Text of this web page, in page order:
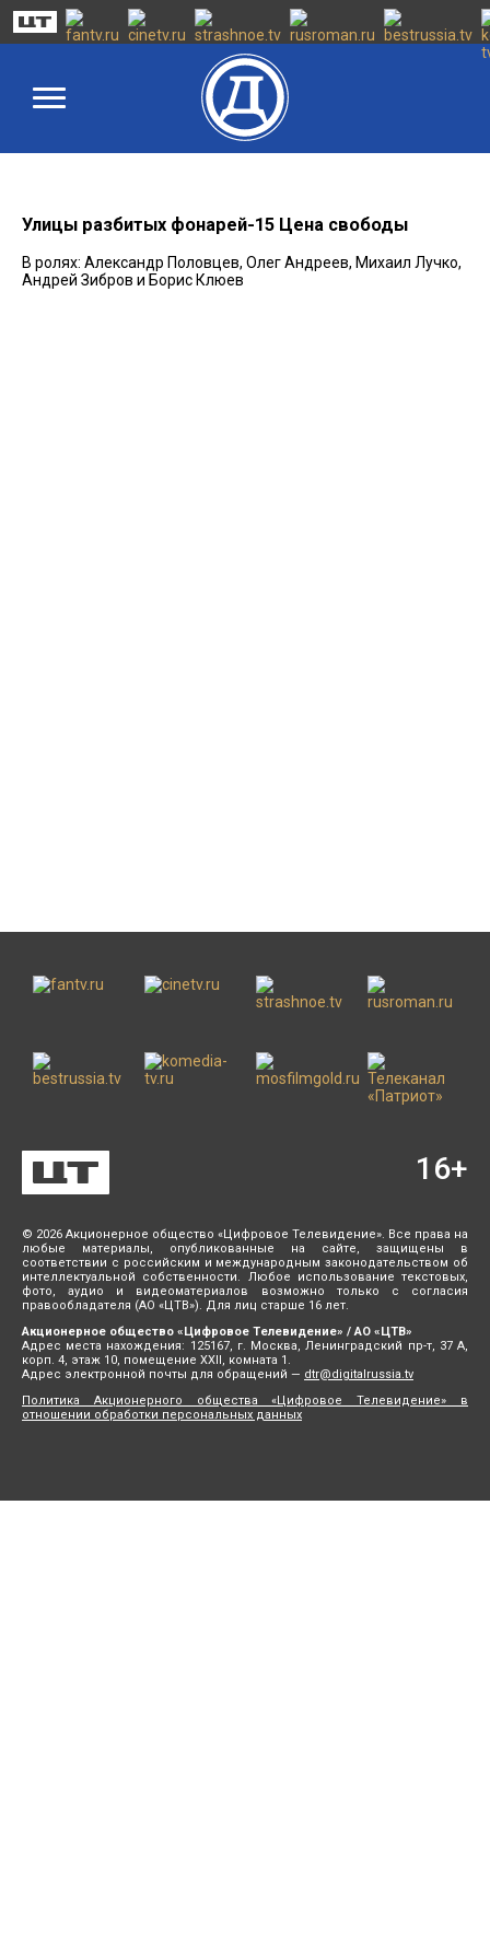
Улицы разбитых фонарей-15 Цена свободы
В ролях: Александр Половцев, Олег Андреев, Михаил Лучко,
Андрей Зибров и Борис Клюев
© 2026 Акционерное общество «Цифровое Телевидение». Все права на
любые материалы, опубликованные на сайте, защищены в
соответствии с российским и международным законодательством об
интеллектуальной собственности. Любое использование текстовых,
фото, аудио и видеоматериалов возможно только с согласия
правообладателя (АО «ЦТВ»). Для лиц старше 16 лет.
Акционерное общество «Цифровое Телевидение» / АО «ЦТВ»
Адрес места нахождения: 125167, г. Москва, Ленинградский пр-т, 37 А,
корп. 4, этаж 10, помещение XXII, комната 1.
Адрес электронной почты для обращений — dtr@digitalrussia.tv
Политика Акционерного общества «Цифровое Телевидение» в
отношении обработки персональных данных
16+